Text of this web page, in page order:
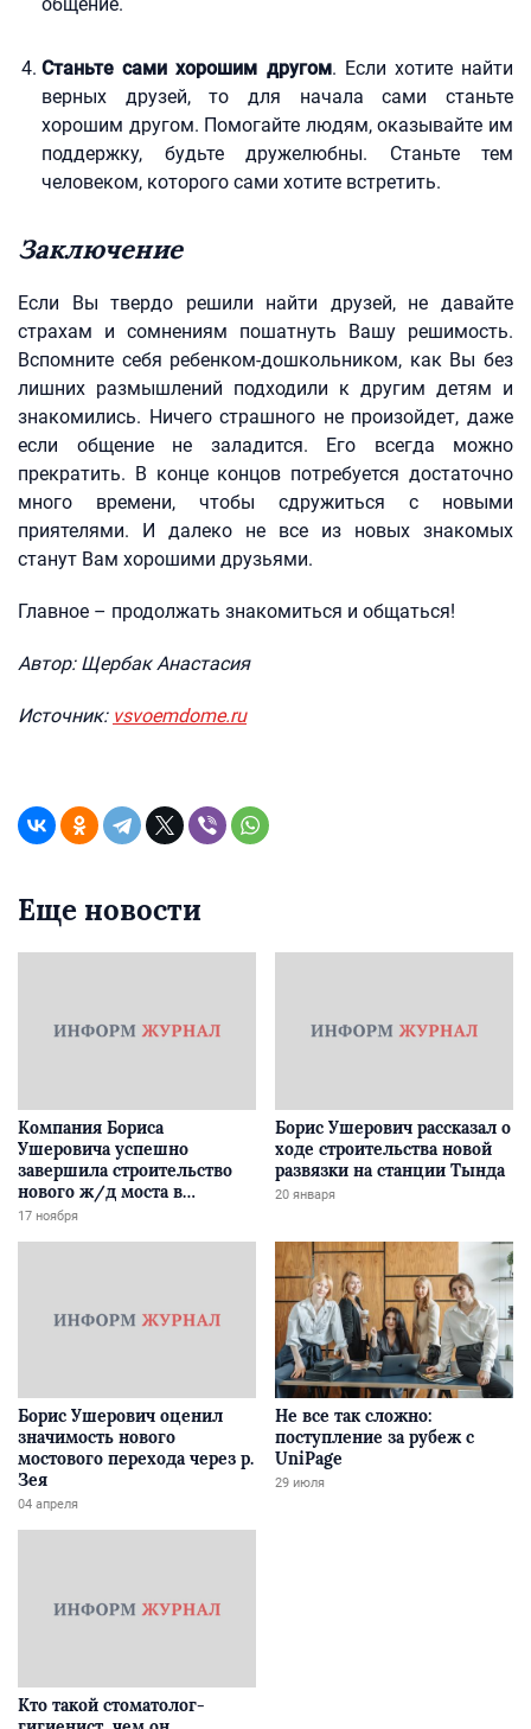
Станьте сами хорошим другом. Если хотите найти
верных друзей, то для начала сами станьте
хорошим другом. Помогайте людям, оказывайте им
поддержку, будьте дружелюбны. Станьте тем
человеком, которого сами хотите встретить.
Заключение
Если Вы твердо решили найти друзей, не давайте
страхам и сомнениям пошатнуть Вашу решимость.
Вспомните себя ребенком-дошкольником, как Вы без
лишних размышлений подходили к другим детям и
знакомились. Ничего страшного не произойдет, даже
если общение не заладится. Его всегда можно
прекратить. В конце концов потребуется достаточно
много времени, чтобы сдружиться с новыми
приятелями. И далеко не все из новых знакомых
станут Вам хорошими друзьями.
Главное – продолжать знакомиться и общаться!
Автор: Щербак Анастасия
Источник: vsvoemdome.ru
Еще новости
Компания Бориса
Ушеровича успешно
завершила строительство
нового ж/д моста в
Забайкалье
17 ноября
Борис Ушерович рассказал о
ходе строительства новой
развязки на станции Тында
20 января
Борис Ушерович оценил
значимость нового
мостового перехода через р.
Зея
04 апреля
Не все так сложно:
поступление за рубеж с
UniPage
29 июля
Кто такой стоматолог-